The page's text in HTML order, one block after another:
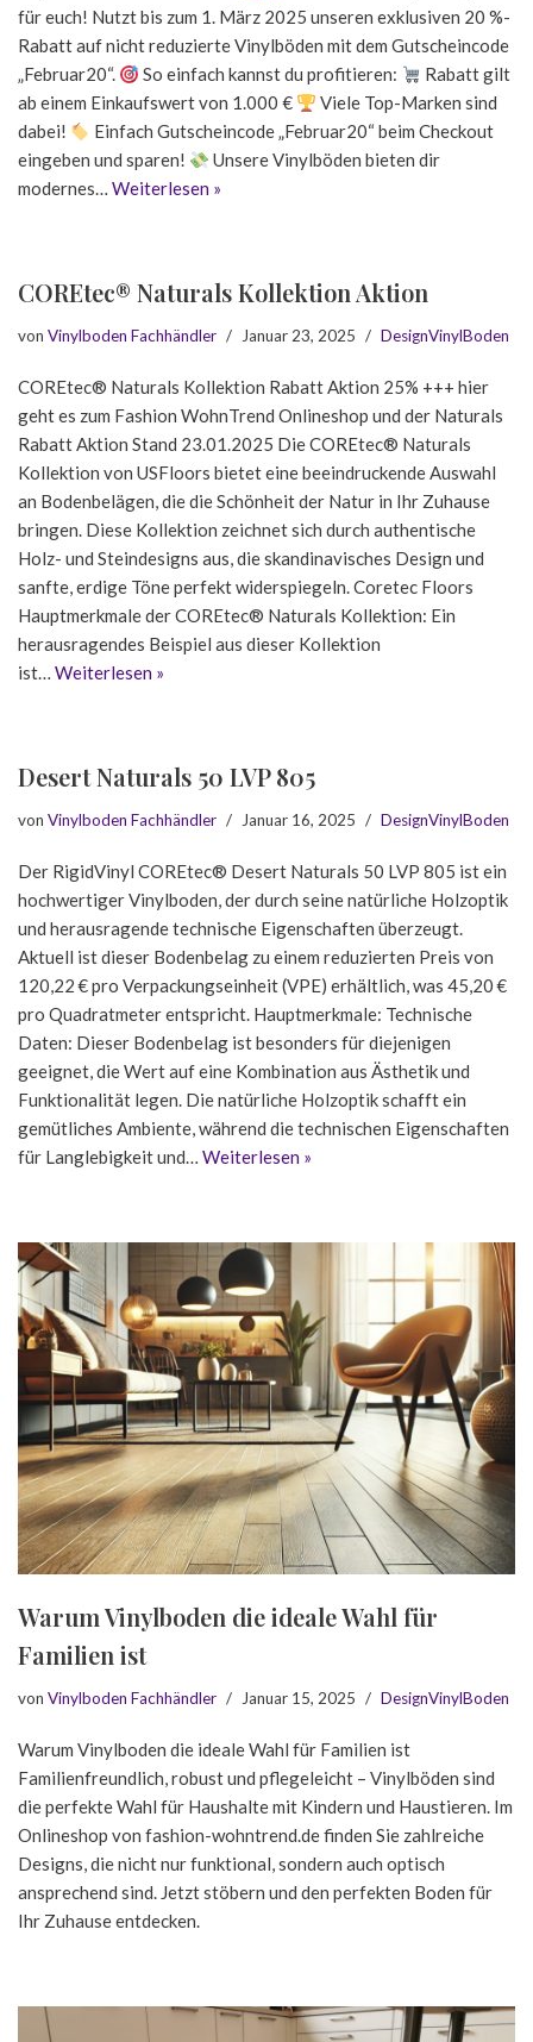
für euch! Nutzt bis zum 1. März 2025 unseren exklusiven 20 %-
Rabatt auf nicht reduzierte Vinylböden mit dem Gutscheincode
„Februar20“.
So einfach kannst du profitieren:
Rabatt gilt
ab einem Einkaufswert von 1.000 €
Viele Top-Marken sind
dabei!
Einfach Gutscheincode „Februar20“ beim Checkout
eingeben und sparen!
Unsere Vinylböden bieten dir
modernes… Weiterlesen »
COREtec® Naturals Kollektion Aktion
von Vinylboden Fachhändler Januar 23, 2025 DesignVinylBoden
COREtec® Naturals Kollektion Rabatt Aktion 25% +++ hier
geht es zum Fashion WohnTrend Onlineshop und der Naturals
Rabatt Aktion Stand 23.01.2025 Die COREtec® Naturals
Kollektion von USFloors bietet eine beeindruckende Auswahl
an Bodenbelägen, die die Schönheit der Natur in Ihr Zuhause
bringen. Diese Kollektion zeichnet sich durch authentische
Holz- und Steindesigns aus, die skandinavisches Design und
sanfte, erdige Töne perfekt widerspiegeln. Coretec Floors
Hauptmerkmale der COREtec® Naturals Kollektion: Ein
herausragendes Beispiel aus dieser Kollektion
ist… Weiterlesen »
Desert Naturals 50 LVP 805
von Vinylboden Fachhändler Januar 16, 2025 DesignVinylBoden
Der RigidVinyl COREtec® Desert Naturals 50 LVP 805 ist ein
hochwertiger Vinylboden, der durch seine natürliche Holzoptik
und herausragende technische Eigenschaften überzeugt.
Aktuell ist dieser Bodenbelag zu einem reduzierten Preis von
120,22 € pro Verpackungseinheit (VPE) erhältlich, was 45,20 €
pro Quadratmeter entspricht. Hauptmerkmale: Technische
Daten: Dieser Bodenbelag ist besonders für diejenigen
geeignet, die Wert auf eine Kombination aus Ästhetik und
Funktionalität legen. Die natürliche Holzoptik schafft ein
gemütliches Ambiente, während die technischen Eigenschaften
für Langlebigkeit und… Weiterlesen »
Warum Vinylboden die ideale Wahl für
Familien ist
von Vinylboden Fachhändler Januar 15, 2025 DesignVinylBoden
Warum Vinylboden die ideale Wahl für Familien ist
Familienfreundlich, robust und pflegeleicht – Vinylböden sind
die perfekte Wahl für Haushalte mit Kindern und Haustieren. Im
Onlineshop von fashion-wohntrend.de finden Sie zahlreiche
Designs, die nicht nur funktional, sondern auch optisch
ansprechend sind. Jetzt stöbern und den perfekten Boden für
Ihr Zuhause entdecken.